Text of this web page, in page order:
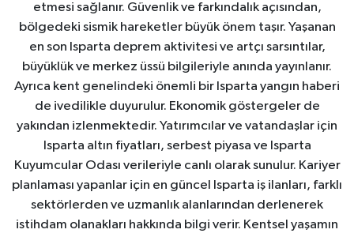
etmesi sağlanır. Güvenlik ve farkındalık açısından,
bölgedeki sismik hareketler büyük önem taşır. Yaşanan
en son Isparta deprem aktivitesi ve artçı sarsıntılar,
büyüklük ve merkez üssü bilgileriyle anında yayınlanır.
Ayrıca kent genelindeki önemli bir Isparta yangın haberi
de ivedilikle duyurulur. Ekonomik göstergeler de
yakından izlenmektedir. Yatırımcılar ve vatandaşlar için
Isparta altın fiyatları, serbest piyasa ve Isparta
Kuyumcular Odası verileriyle canlı olarak sunulur. Kariyer
planlaması yapanlar için en güncel Isparta iş ilanları, farklı
sektörlerden ve uzmanlık alanlarından derlenerek
istihdam olanakları hakkında bilgi verir. Kentsel yaşamın